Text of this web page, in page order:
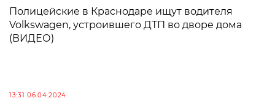
Полицейские в Краснодаре ищут водителя
Volkswagen, устроившего ДТП во дворе дома
(ВИДЕО)
13:31 06.04.2024